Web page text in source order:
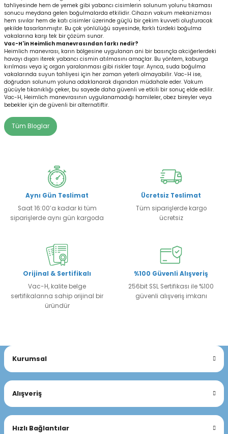
tahliyesinde hem de yemek gibi yabancı cisimlerin solunum yolunu tıkaması
sonucu meydana gelen boğulmalarda etkilidir. Cihazın vakum mekanizması
hem sıvılar hem de katı cisimler üzerinde güçlü bir çekim kuvveti oluşturacak
şekilde tasarlanmıştır. Bu çok yönlülüğü sayesinde, farklı türdeki boğulma
vakalarına karşı tek bir çözüm sunar.
Vac-H'in Heimlich manevrasından farkı nedir?
Heimlich manevrası, karın bölgesine uygulanan ani bir basınçla akciğerlerdeki
havayı dışarı iterek yabancı cismin atılmasını amaçlar. Bu yöntem, kaburga
kırılması veya iç organ yaralanması gibi riskler taşır. Ayrıca, suda boğulma
vakalarında suyun tahliyesi için her zaman yeterli olmayabilir. Vac-H ise,
doğrudan solunum yoluna odaklanarak dışarıdan müdahale eder. Vakum
gücüyle tıkanıklığı çeker, bu sayede daha güvenli ve etkili bir sonuç elde edilir.
Vac-H, Heimlich manevrasının uygulanamadığı hamileler, obez bireyler veya
bebekler için de güvenli bir alternatiftir.
Tüm Bloglar
Aynı Gün Teslimat
Saat 16:00’a kadar ki tüm
siparişlerde aynı gün kargoda
Ücretsiz Teslimat
Tüm siparişlerde kargo
ücretsiz
Orijinal & Sertifikalı
Vac-H, kalite belge
sertifikalarına sahip orijinal bir
üründür
%100 Güvenli Alışveriş
256bit SSL Sertifikası ile %100
güvenli alışveriş imkanı
Kurumsal
Alışveriş
Hızlı Bağlantılar